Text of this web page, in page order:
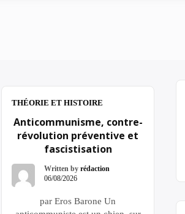
THÉORIE ET HISTOIRE
Anticommunisme, contre-
révolution préventive et
fascistisation
Written byrédaction
06/08/2026
par Eros Barone Un